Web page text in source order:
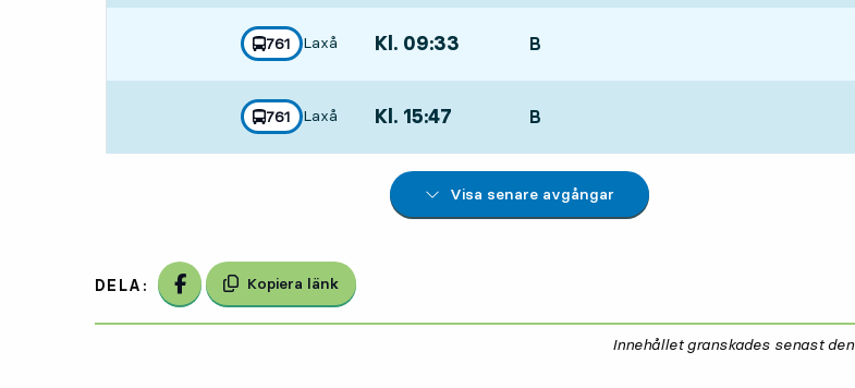
linje
761
mot
Laxå
, Kl. 09:33 LÄGE,
B
linje
761
mot
Laxå
, Kl. 15:47 LÄGE,
B
Visa senare avgångar
DELA: Dela på Facebook
Kopiera länk
Innehållet granskades senast den